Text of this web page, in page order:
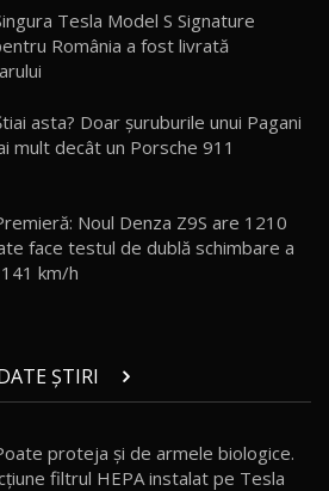
nr.1 BYD în Moldova? BYD Seal U
7X / Test Drive AutoBlog.MD
Mazda 6e / Test Drive AutoBlog.MD
Tesla Model S Signature
România a fost livrată
asta? Doar șuruburile unui Pagani
mult decât un Porsche 911
Noul Denza Z9S are 1210
face testul de dublă schimbare a
km/h
ȘTIRI
proteja şi de armele biologice.
filtrul HEPA instalat pe Tesla